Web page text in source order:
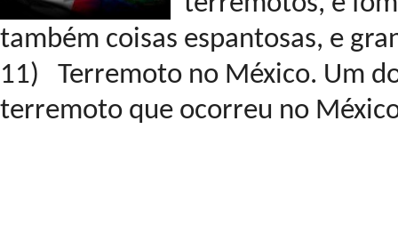
também coisas espantosas, e
11) Terremoto no México. Um
terremoto que ocorreu no